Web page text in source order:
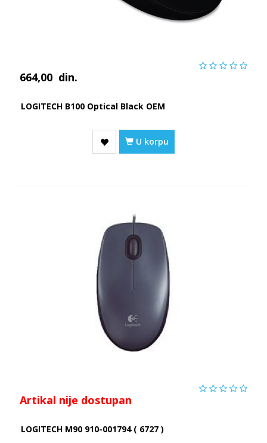
664,00 din.
LOGITECH B100 Optical Black OEM
U korpu
Artikal nije dostupan
LOGITECH M90 910-001794 ( 6727 )